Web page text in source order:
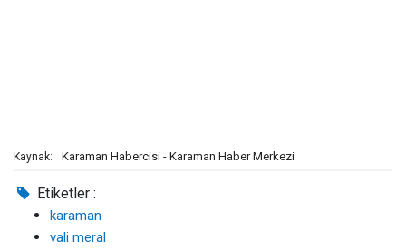
Kaynak: Karaman Habercisi - Karaman Haber Merkezi
Etiketler :
karaman
vali meral